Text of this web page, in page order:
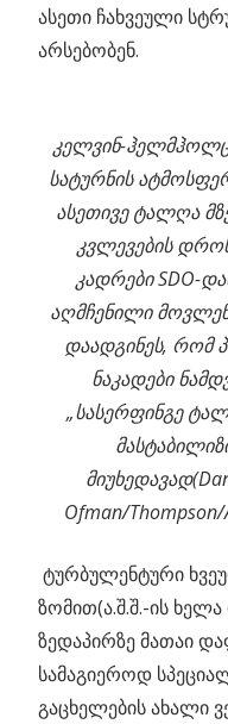
ასეთი ჩახვეული
არსებობენ.
კელვინ-
სატურნის
ასეთივე ტალღა
კვლევების
კადრები SDO-
აღმჩენილი
დაადგინეს, რომ
ნაკადები
„სასერფინგე
Ofman/Thompson/
ტურბულენტური
ზომით(ა.შ.შ.-ის
ზედაპირზე მათაი
სამაგიეროდ
გაცხელების ახალი